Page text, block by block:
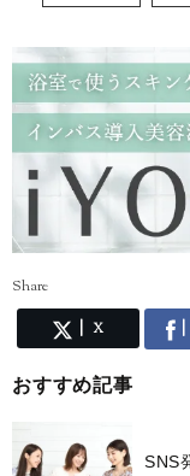
Share
X
おすすめ記事
SNS